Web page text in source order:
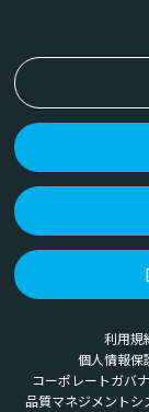
利用規
個人情報保
コーポレートガバ
品質マネジメントシ